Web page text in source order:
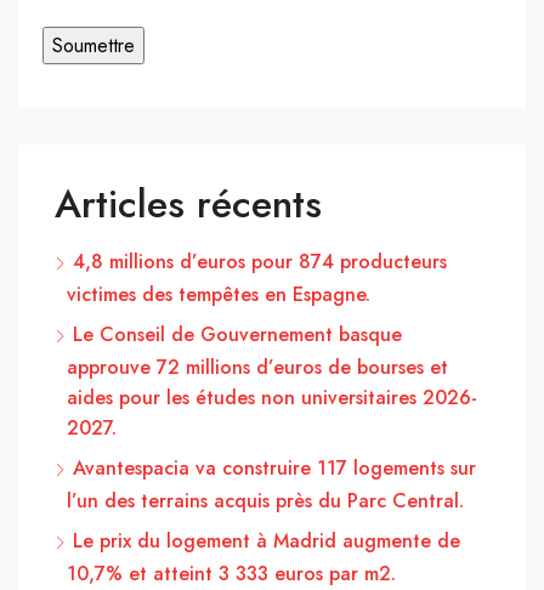
Articles récents
4,8 millions d’euros pour 874 producteurs
victimes des tempêtes en Espagne.
Le Conseil de Gouvernement basque
approuve 72 millions d’euros de bourses et
aides pour les études non universitaires 2026-
2027.
Avantespacia va construire 117 logements sur
l’un des terrains acquis près du Parc Central.
Le prix du logement à Madrid augmente de
10,7% et atteint 3 333 euros par m2.